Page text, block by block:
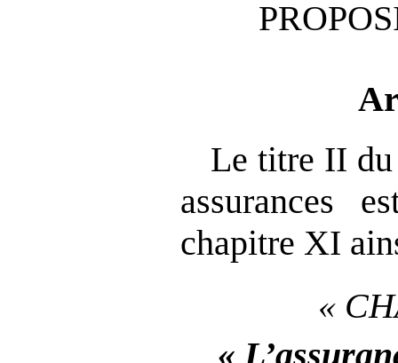
Le titre II
assurances
chapitre XI
«
«